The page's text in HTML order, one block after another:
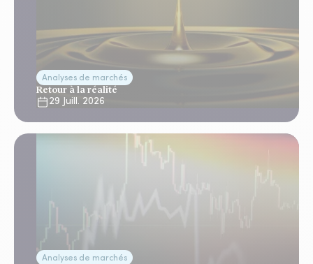
Analyses de marchés
Retour à la réalité
29 Juill. 2026
Analyses de marchés